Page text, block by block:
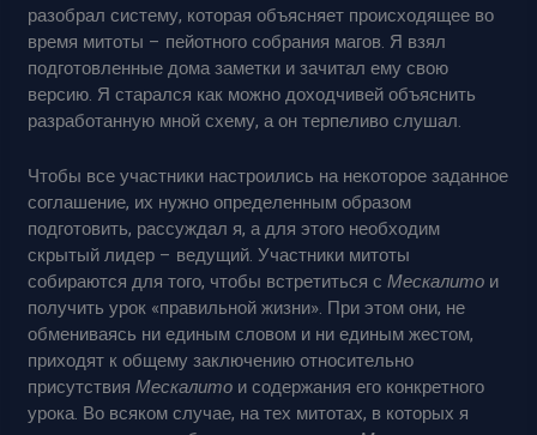
разобрал систему, которая объясняет происходящее во
время митоты – пейотного собрания магов. Я взял
подготовленные дома заметки и зачитал ему свою
версию. Я старался как можно доходчивей объяснить
разработанную мной схему, а он терпеливо слушал.
Чтобы все участники настроились на некоторое заданное
соглашение, их нужно определенным образом
подготовить, рассуждал я, а для этого необходим
скрытый лидер – ведущий. Участники митоты
собираются для того, чтобы встретиться сМескалито и
получить урок «правильной жизни». При этом они, не
обмениваясь ни единым словом и ни единым жестом,
приходят к общему заключению относительно
присутствияМескалито и содержания его конкретного
урока. Во всяком случае, на тех митотах, в которых я